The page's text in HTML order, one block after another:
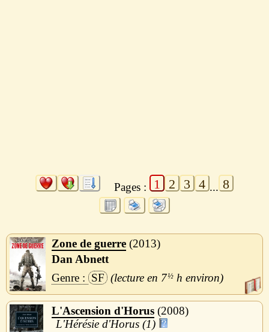
Pages : 1 2 3 4 ... 8
Zone de guerre 2013
Dan Abnett
SF
7½ h
L'Ascension d'Horus 2008
L'Hérésie d'Horus (1)